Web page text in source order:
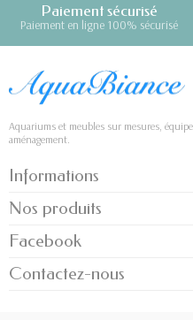
Paiement sécurisé
Paiement en ligne 100% sécurisé
Aquariums et meubles sur mesures,
aménagement.
Informations
Nos produits
Facebook
Contactez-nous